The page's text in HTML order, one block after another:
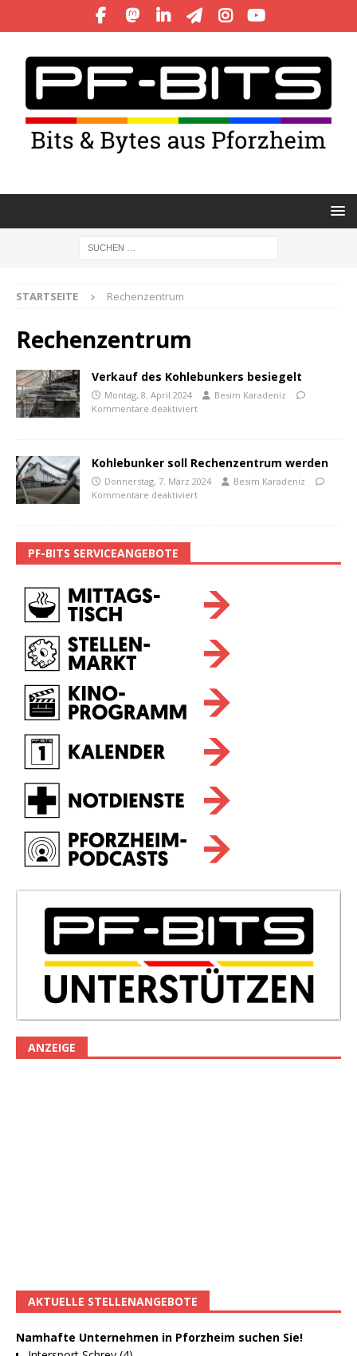
STARTSEITE Rechenzentrum
Rechenzentrum
Verkauf des Kohlebunkers besiegelt
Montag, 8. April 2024
Besim Karadeniz
Kommentare deaktiviert
Kohlebunker soll Rechenzentrum werden
Donnerstag, 7. März 2024
Besim Karadeniz
Kommentare deaktiviert
PF-BITS SERVICEANGEBOTE
ANZEIGE
AKTUELLE STELLENANGEBOTE
Namhafte Unternehmen in Pforzheim suchen Sie!